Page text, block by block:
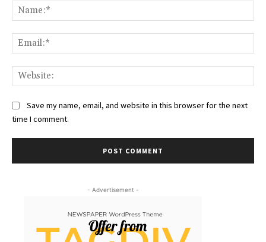
Save my name, email, and website in this browser for the next
time I comment.
- Advertisement -